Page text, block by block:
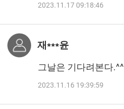
2023.11.17 09:18:46
재***윤
그날은 기다려본다.^^
2023.11.16 19:39:59